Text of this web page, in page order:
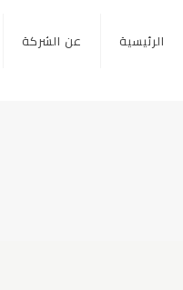
الرئيسية عن الشركة